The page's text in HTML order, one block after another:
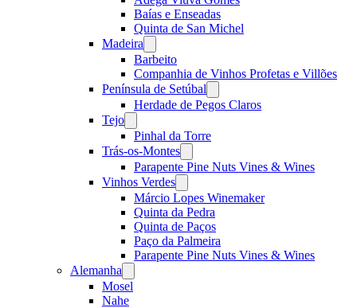
Baías e Enseadas
Quinta de San Michel
Madeira
menu
Barbeito
Companhia de Vinhos Profetas e Villões
Península de Setúbal
menu
Herdade de Pegos Claros
Tejo
menu
Pinhal da Torre
Trás-os-Montes
menu
Parapente Pine Nuts Vines & Wines
Vinhos Verdes
menu
Márcio Lopes Winemaker
Quinta da Pedra
Quinta de Paços
Paço da Palmeira
Parapente Pine Nuts Vines & Wines
Alemanha
menu
Mosel
Nahe